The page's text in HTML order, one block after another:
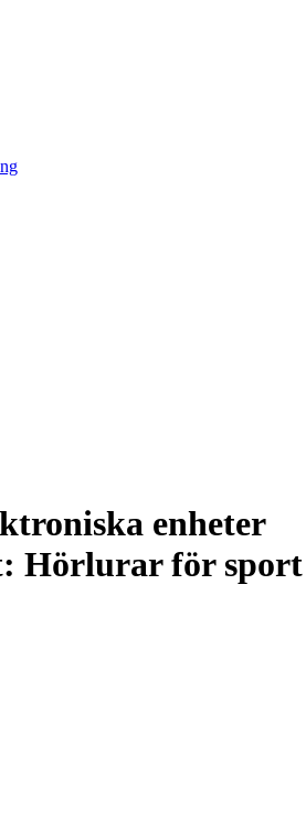
enheter
Hörlurar för sport